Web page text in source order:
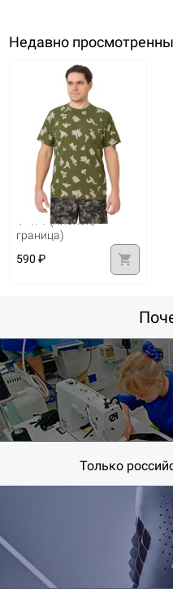
Недавно
Футболка KATRAN
Ф-471 (Хлопок,
граница)
590 ₽
shopping_cart
Только